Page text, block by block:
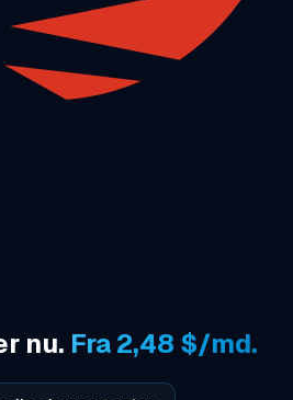
nu. Fra 2,48 $/md.